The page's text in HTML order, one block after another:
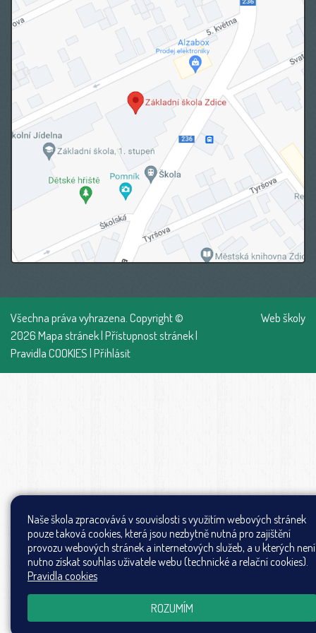
Všechna práva vyhrazena. Copyright ©
2026Mapa stránek|Přístupnost stránek|
Pravidla COOKIES|Přihlásit
Web školy
Naše škola zpracovává v souvislosti s využitím webových stránek
pouze taková cookies, která jsou nezbytně nutná pro zajištění
provozu webových stránek a internetových služeb, a u kterých není
nutno získat souhlas uživatele webu (technické a relační cookies).
Pravidla cookies
ROZUMÍM